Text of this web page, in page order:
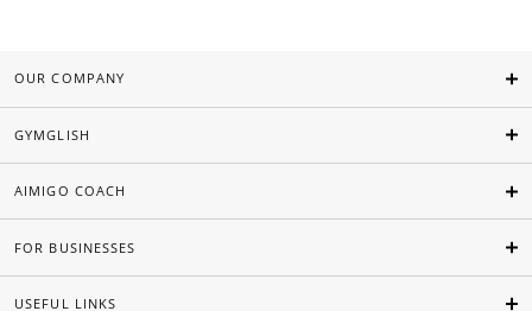
OUR COMPANY
GYMGLISH
AIMIGO COACH
FOR BUSINESSES
USEFUL LINKS